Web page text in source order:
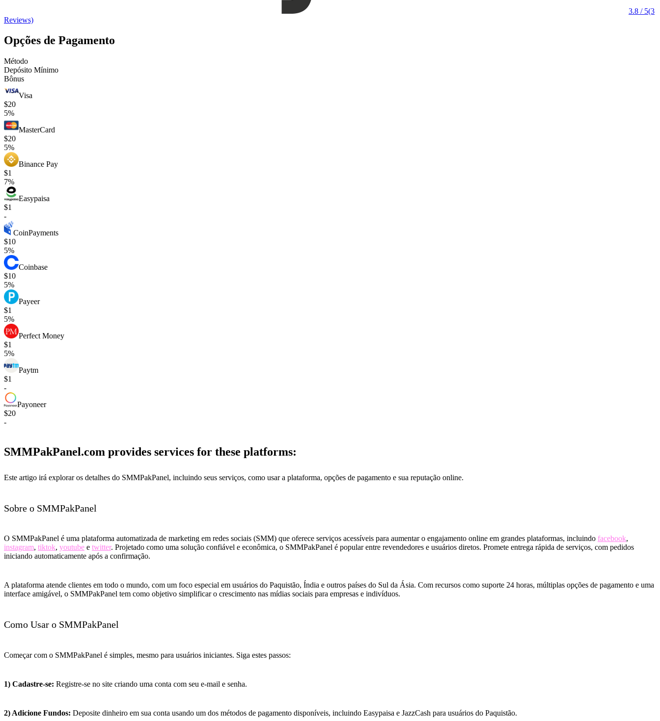
3.8 / 5(3
Reviews)
Opções de Pagamento
Método
Depósito Mínimo
Bônus
Visa
$20
5%
MasterCard
$20
5%
Binance Pay
$1
7%
Easypaisa
$1
-
CoinPayments
$10
5%
Coinbase
$10
5%
Payeer
$1
5%
Perfect Money
$1
5%
Paytm
$1
-
Payoneer
$20
-
SMMPakPanel.com provides services for these platforms:
Este artigo irá explorar os detalhes do SMMPakPanel, incluindo seus serviços, como usar a plataforma, opções de pagamento e sua reputação online.
Sobre o SMMPakPanel
O SMMPakPanel é uma plataforma automatizada de marketing em redes sociais (SMM) que oferece serviços acessíveis para aumentar o engajamento online em grandes plataformas, incluindo facebook,
instagram, tiktok, youtube e twitter. Projetado como uma solução confiável e econômica, o SMMPakPanel é popular entre revendedores e usuários diretos. Promete entrega rápida de serviços, com pedidos
iniciando automaticamente após a confirmação.
A plataforma atende clientes em todo o mundo, com um foco especial em usuários do Paquistão, Índia e outros países do Sul da Ásia. Com recursos como suporte 24 horas, múltiplas opções de pagamento e uma
interface amigável, o SMMPakPanel tem como objetivo simplificar o crescimento nas mídias sociais para empresas e indivíduos.
Como Usar o SMMPakPanel
Começar com o SMMPakPanel é simples, mesmo para usuários iniciantes. Siga estes passos:
1) Cadastre-se: Registre-se no site criando uma conta com seu e-mail e senha.
2) Adicione Fundos: Deposite dinheiro em sua conta usando um dos métodos de pagamento disponíveis, incluindo Easypaisa e JazzCash para usuários do Paquistão.